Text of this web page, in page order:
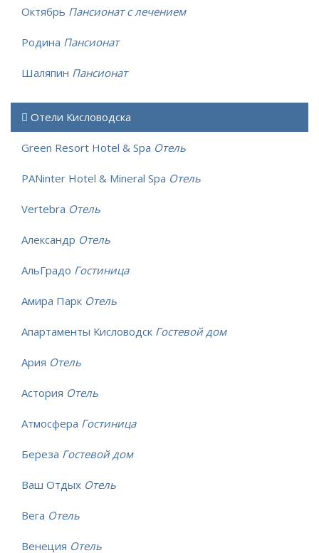
Октябрь Пансионат с лечением
Родина Пансионат
Шаляпин Пансионат
Отели Кисловодска
Green Resort Hotel & Spa Отель
PANinter Hotel & Mineral Spa Отель
Vertebra Отель
Александр Отель
АльГрадо Гостиница
Амира Парк Отель
Апартаменты Кисловодск Гостевой дом
Ария Отель
Астория Отель
Атмосфера Гостиница
Береза Гостевой дом
Ваш Отдых Отель
Вега Отель
Венеция Отель